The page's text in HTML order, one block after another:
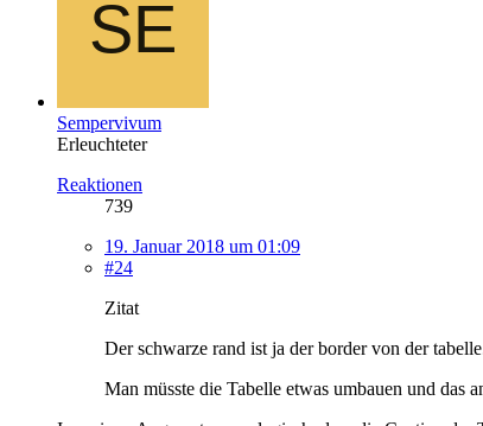
Sempervivum
Erleuchteter
Reaktionen
739
19. Januar 2018 um 01:09
#24
Zitat
Der schwarze rand ist ja der border von der
Man müsste die Tabelle etwas umbauen und das